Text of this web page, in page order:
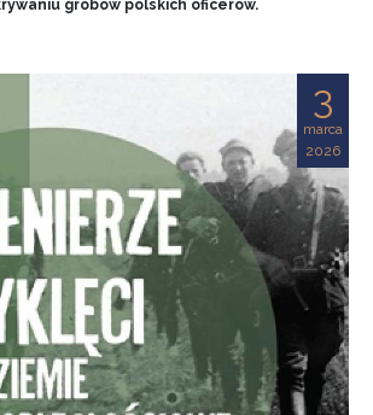
grobów polskich oficerów.
3
marca
2026